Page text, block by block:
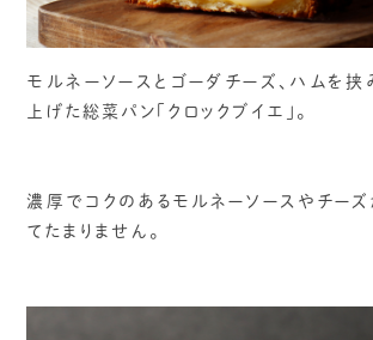
モルネーソースとゴーダチーズ、ハムを挟
上げた総菜パン「クロックブイエ」。
濃厚でコクのあるモルネーソースやチーズ
てたまりません。